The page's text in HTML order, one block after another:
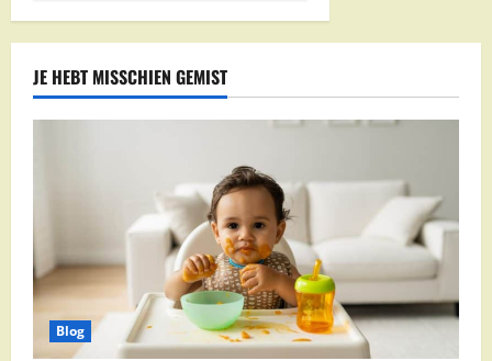
JE HEBT MISSCHIEN GEMIST
Blog